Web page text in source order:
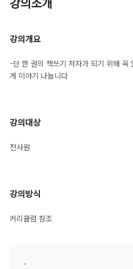
강의소개
강의개요
-단 한 권의 책쓰기 저자가 되기 위해 꼭
게 이야기 나눕니다
강의대상
전사원
강의방식
커리큘럼 참조
-